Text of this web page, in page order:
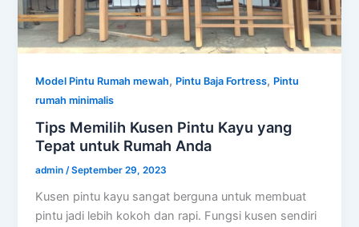
Model Pintu Rumah mewah, Pintu Baja Fortress, Pintu
rumah minimalis
Tips Memilih Kusen Pintu Kayu yang
Tepat untuk Rumah Anda
admin/September 29, 2023
Kusen pintu kayu sangat berguna untuk membuat
pintu jadi lebih kokoh dan rapi. Fungsi kusen sendiri